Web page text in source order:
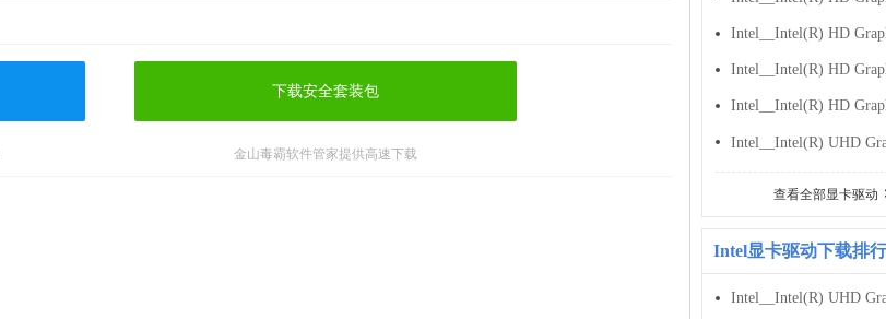
下载安全套装包
金山毒霸软件管家提供高速下载
查看全部显卡驱动
Intel显卡驱动下载排行